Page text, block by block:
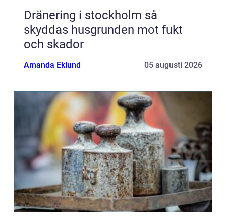
Dränering i stockholm så
skyddas husgrunden mot fukt
och skador
Amanda Eklund 05 augusti 2026